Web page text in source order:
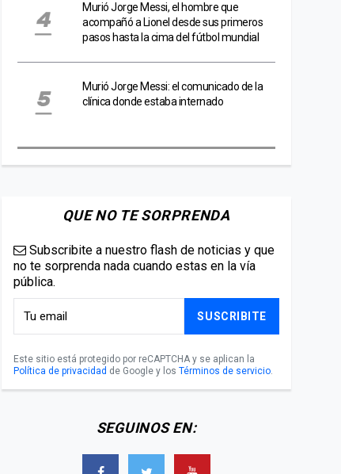
Murió Jorge Messi, el hombre que
acompañó a Lionel desde sus primeros
pasos hasta la cima del fútbol mundial
Murió Jorge Messi: el comunicado de la
clínica donde estaba internado
QUE NO TE SORPRENDA
Subscribite a nuestro flash de noticias y que
no te sorprenda nada cuando estas en la vía
pública.
SUSCRIBITE
Este sitio está protegido por reCAPTCHA y se aplican la
Política de privacidad de Google y los Términos de servicio.
SEGUINOS EN: